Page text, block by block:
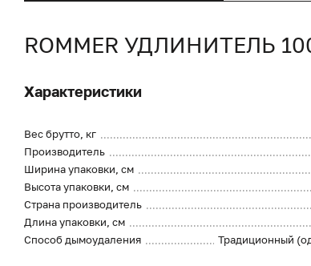
ROMMER УДЛИНИТЕЛЬ
Характеристики
Вес брутто, кг
Производитель
Ширина упаковки, см
Высота упаковки, см
Страна производитель
Длина упаковки, см
Способ дымоудаления
Традиционный